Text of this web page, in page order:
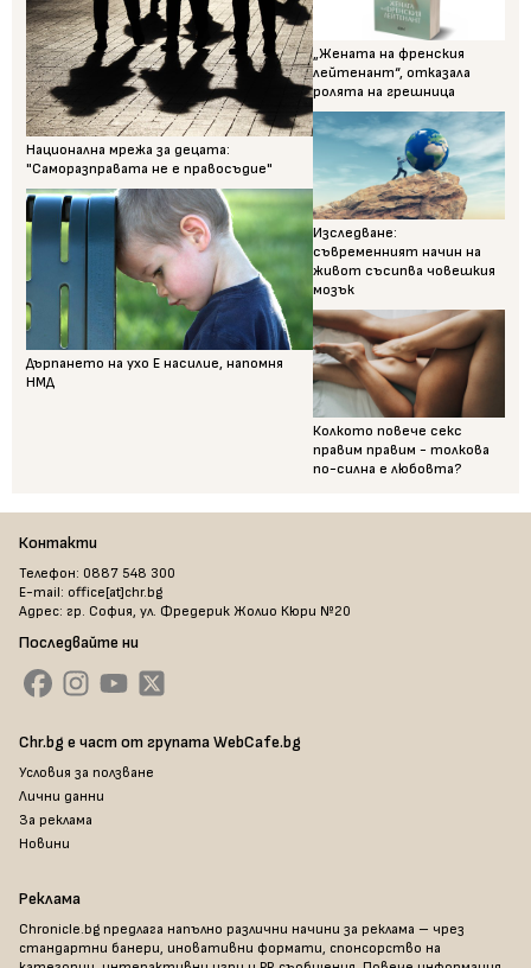
Национална мрежа за децата:
"Саморазправата не е правосъдие"
Дърпането на ухо Е насилие, напомня
НМД
„Жената на френския
лейтенант“, отказала
ролята на грешница
Изследване:
съвременният начин на
живот съсипва човешкия
мозък
Колкото повече секс
правим правим - толкова
по-силна е любовта?
Контакти
Телефон: 0887 548 300
E-mail: office[at]chr.bg
Адрес: гр. София, ул. Фредерик Жолио Кюри №20
Последвайте ни
Chr.bg е част от групата WebCafe.bg
Условия за ползване
Лични данни
За реклама
Новини
Реклама
Chronicle.bg предлага напълно различни начини за реклама – чрез
стандартни банери, иновативни формати, спонсорство на